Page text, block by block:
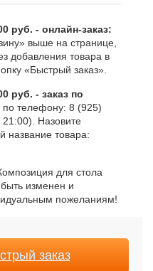
руб. - онлайн-заказ:
выше на странице,
добавления товара в
«Быстрый заказ».
руб. - заказ по
телефону: 8 (925)
Назовите
название товара:
для стола
изменен и
пожеланиям!
заказ